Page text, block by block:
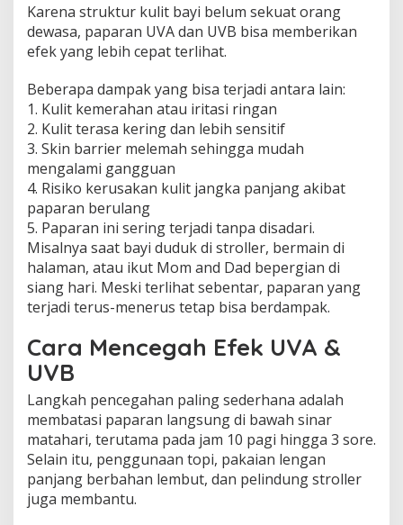
Karena struktur kulit bayi belum sekuat orang
dewasa, paparan UVA dan UVB bisa memberikan
efek yang lebih cepat terlihat.
Beberapa dampak yang bisa terjadi antara lain:
1. Kulit kemerahan atau iritasi ringan
2. Kulit terasa kering dan lebih sensitif
3. Skin barrier melemah sehingga mudah
mengalami gangguan
4. Risiko kerusakan kulit jangka panjang akibat
paparan berulang
5. Paparan ini sering terjadi tanpa disadari.
Misalnya saat bayi duduk di stroller, bermain di
halaman, atau ikut Mom and Dad bepergian di
siang hari. Meski terlihat sebentar, paparan yang
terjadi terus-menerus tetap bisa berdampak.
Cara Mencegah Efek UVA &
UVB
Langkah pencegahan paling sederhana adalah
membatasi paparan langsung di bawah sinar
matahari, terutama pada jam 10 pagi hingga 3 sore.
Selain itu, penggunaan topi, pakaian lengan
panjang berbahan lembut, dan pelindung stroller
juga membantu.